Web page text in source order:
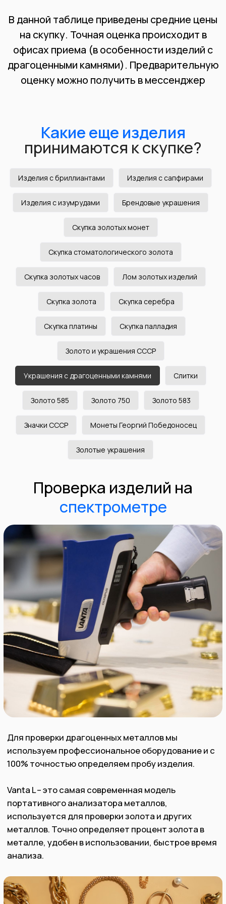
Изделия с бриллиантами Изделия с сапфирами
Изделия с изумрудами Брендовые украшения
Скупка золотых монет
Скупка стоматологического золота
Скупка золотых часов Лом золотых изделий
Скупка золота Скупка серебра
Скупка платины Скупка палладия
Золото и украшения СССР
Украшения с драгоценными камнями Слитки
Золото 585 Золото 750 Золото 583
Значки СССР Монеты Георгий Победоносец
Золотые украшения
ювелирных изделий, изготовленных у частных
ювелиров, или золота без клейма.
Может быть использован для анализа широкого
спектра металлов,включая золото, серебро,
платину и другие. Подробнее уточняйте по
телефону.
Рекомендуем к ознакомлению
Мы гарантируем, что при продаже золота в
нашей компании, вы получите справедливую
и точную цену за свой товар. Мы постоянно
избегать нечестных сделок.
Наш процесс покупки драгоценных
металлов быстр и безопасен для Вас, и мы